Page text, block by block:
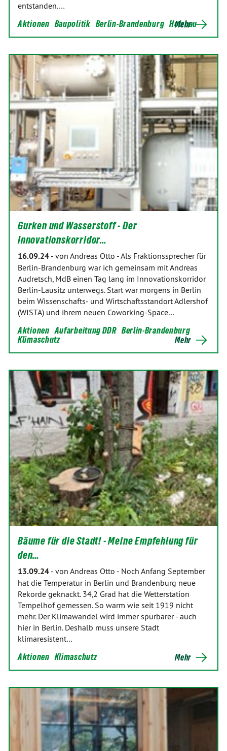
entstanden.…
Aktionen Baupolitik Berlin-Brandenburg Holzbau
Mehr
Gurken und Wasserstoff - Der
Innovationskorridor…
16.09.24 - von Andreas Otto -Als Fraktionssprecher für
Berlin-Brandenburg war ich gemeinsam mit Andreas
Audretsch, MdB einen Tag lang im Innovationskorridor
Berlin-Lausitz unterwegs. Start war morgens in Berlin
beim Wissenschafts- und Wirtschaftsstandort Adlershof
(WISTA) und ihrem neuen Coworking-Space…
Aktionen Aufarbeitung DDR Berlin-Brandenburg
Klimaschutz
Mehr
Bäume für die Stadt! - Meine Empfehlung für
den…
13.09.24 - von Andreas Otto - Noch Anfang September
hat die Temperatur in Berlin und Brandenburg neue
Rekorde geknackt. 34,2 Grad hat die Wetterstation
Tempelhof gemessen. So warm wie seit 1919 nicht
mehr. Der Klimawandel wird immer spürbarer - auch
hier in Berlin. Deshalb muss unsere Stadt
klimaresistent…
Aktionen Klimaschutz Mehr